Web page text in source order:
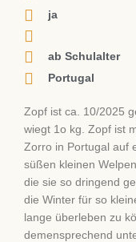
ja
ab Schulalter
Portugal
Zopf ist ca. 10/2025
wiegt 1o kg. Zopf ist
Zorro in Portugal auf
süßen kleinen
die sie so dringend
die Winter für so
lange überleben zu
demensprechend